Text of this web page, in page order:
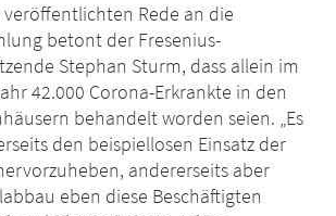
Rede an die
betont der Fresenius-
Stephan Sturm, dass allein im
42.000 Corona-Erkrankte in den
behandelt worden seien. „Es
den beispiellosen Einsatz der
andererseits aber
eben diese Beschäftigten